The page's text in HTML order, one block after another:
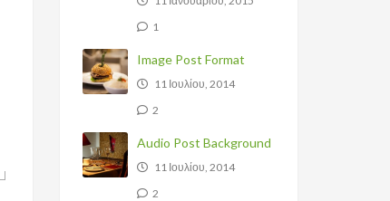
1
Image Post Format
11 Ιουλίου, 2014
2
Audio Post Background
11 Ιουλίου, 2014
2